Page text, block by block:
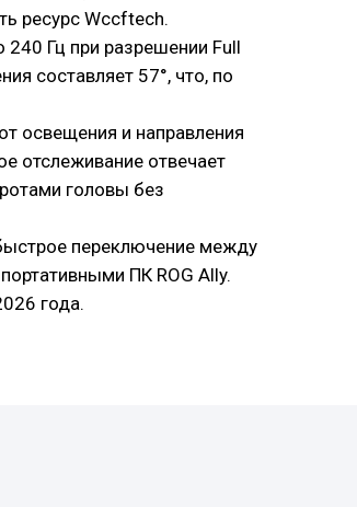
ресурс Wccftech.
240 Гц при разрешении Full
составляет 57°, что, по
освещения и направления
отслеживание отвечает
головы без
переключение между
ПК ROG Ally.
года.